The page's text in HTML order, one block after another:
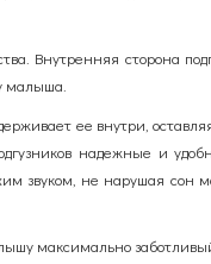
Внутренняя сторона
малыша.
ее внутри,
надежные и
звуком, не нарушая сон
максимально